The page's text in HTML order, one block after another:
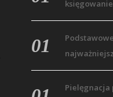
księgowanie
Pielęgnacja